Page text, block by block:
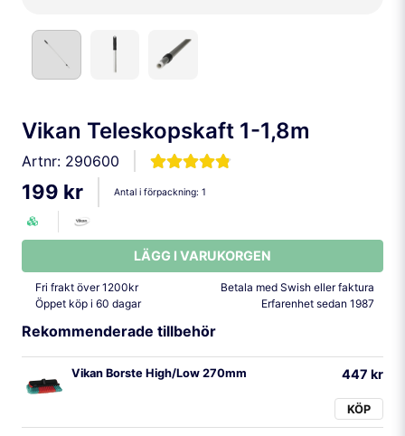
Vikan Teleskopskaft 1-1,8m
Artnr: 290600
199 kr Antal i förpackning: 1
LÄGG I VARUKORGEN
Fri frakt över 1200kr
Betala med Swish eller faktura
Öppet köp i 60 dagar
Erfarenhet sedan 1987
Rekommenderade tillbehör
Vikan Borste High/Low 270mm 447 kr
KÖP